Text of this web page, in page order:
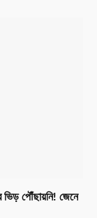
ভিড় পৌঁছায়নি! জেনে